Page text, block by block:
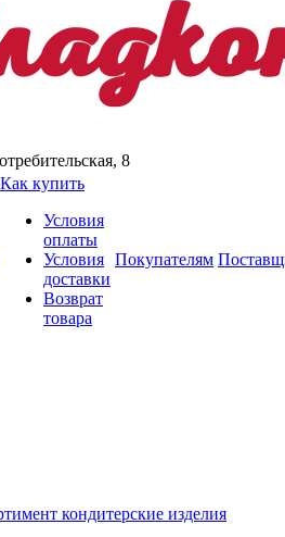
8
Как купить
Условия
оплаты
Условия
доставки
Возврат
товара
Покупателям
кондитерские изделия